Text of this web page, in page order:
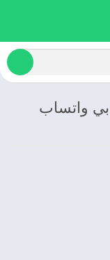
بي واتساب